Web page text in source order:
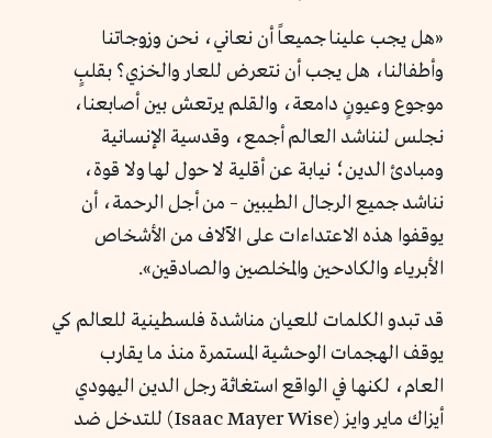
«هل يجب علينا جميعاً أن نعاني، نحن وزوجاتنا
وأطفالنا، هل يجب أن نتعرض للعار والخزي؟ بقلبٍ
موجوع وعيونٍ دامعة، والقلم يرتعش بين أصابعنا،
نجلس لنناشد العالم أجمع، وقدسية الإنسانية
ومبادئ الدين؛ نيابة عن أقلية لا حول لها ولا قوة،
نناشد جميع الرجال الطيبين – من أجل الرحمة، أن
يوقفوا هذه الاعتداءات على الآلاف من الأشخاص
الأبرياء والكادحين والمخلصين والصادقين».
قد تبدو الكلمات للعيان مناشدة فلسطينية للعالم كي
يوقف الهجمات الوحشية المستمرة منذ ما يقارب
العام، لكنها في الواقع استغاثة رجل الدين اليهودي
أيزاك ماير وايز
(Isaac Mayer Wise) للتدخل ضد